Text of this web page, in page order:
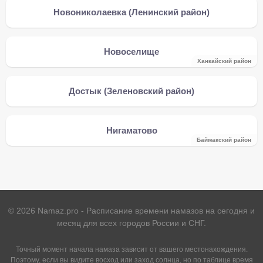
Новониколаевка (Ленинский район)
Новоселище
Ханкайский район
Достык (Зеленовский район)
Нигаматово
Баймакский район
© 2026 Namaz.pro - Расписание времени намазов на сегодня и
месяц для всех городов России и СНГ.
Точный момент начала намаза зависит от вашего местонахождения.
Поэтому, если вы видите восход или заход солнца, но по таблице время